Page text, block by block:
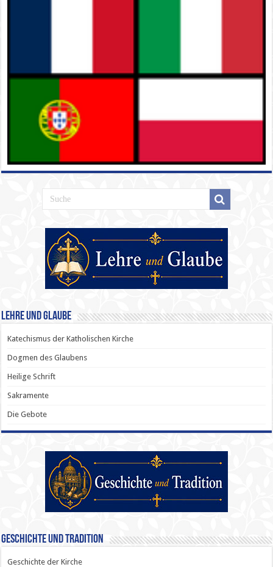
Lehre und Glaube
Katechismus der Katholischen Kirche
Dogmen des Glaubens
Heilige Schrift
Sakramente
Die Gebote
Geschichte und Tradition
Geschichte der Kirche